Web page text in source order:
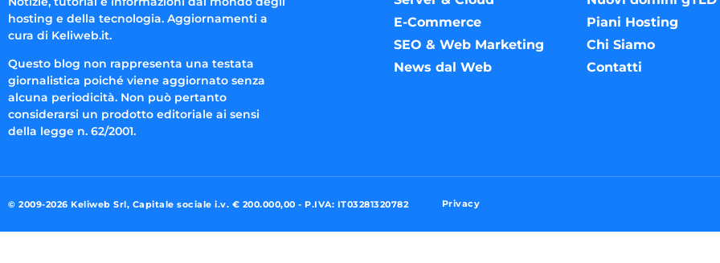
hosting e della tecnologia. Aggiornamenti a
cura di Keliweb.it.
Questo blog non rappresenta una testata
giornalistica poiché viene aggiornato senza
alcuna periodicità. Non può pertanto
considerarsi un prodotto editoriale ai sensi
della legge n. 62/2001.
E-Commerce
SEO & Web Marketing
News dal Web
Piani Hosting
Chi Siamo
Contatti
© 2009-2026 Keliweb Srl, Capitale sociale i.v. € 200.000,00 - P.IVA: IT03281320782 Privacy